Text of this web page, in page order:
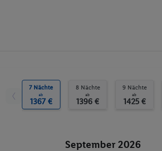
7 Nächte
ab
1367 €
8 Nächte
ab
1396 €
9 Nächte
ab
1425 €
September 2026